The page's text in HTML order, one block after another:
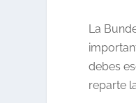
La
debes
reparte